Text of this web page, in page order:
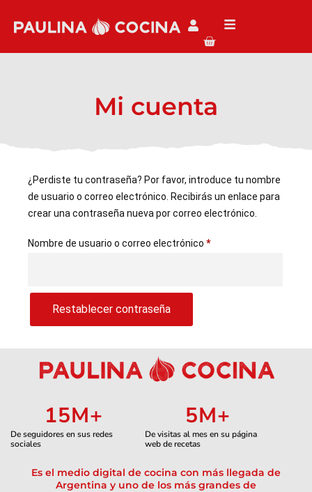
Mi cuenta
¿Perdiste tu contraseña? Por favor, introduce tu nombre
de usuario o correo electrónico. Recibirás un enlace para
crear una contraseña nueva por correo electrónico.
Nombre de usuario o correo electrónico *
Restablecer contraseña
De seguidores en sus redes
sociales
15M+
De visitas al mes en su página
web de recetas
5M+
Es el medio digital de cocina con más llegada de
Argentina y uno de los más grandes de